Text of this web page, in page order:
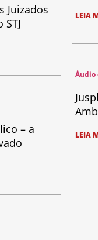
Juizados
– a
LEIA
Áudio
LEIA